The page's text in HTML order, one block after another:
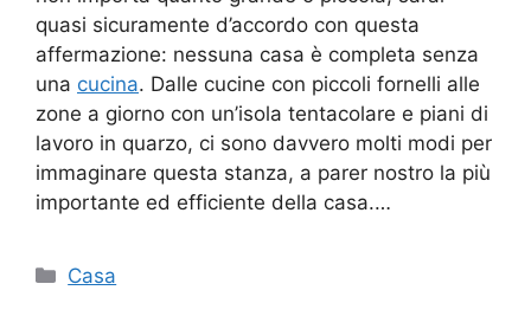
quasi sicuramente d’accordo con questa
affermazione: nessuna casa è completa senza
una cucina. Dalle cucine con piccoli fornelli alle
zone a giorno con un’isola tentacolare e piani di
lavoro in quarzo, ci sono davvero molti modi per
immaginare questa stanza, a parer nostro la più
importante ed efficiente della casa.…
Categorie
Casa